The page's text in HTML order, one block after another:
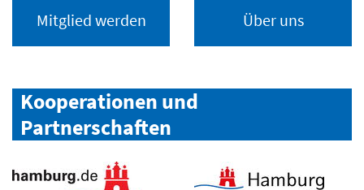
Mitglied werden Über uns
Kooperationen und
Partnerschaften